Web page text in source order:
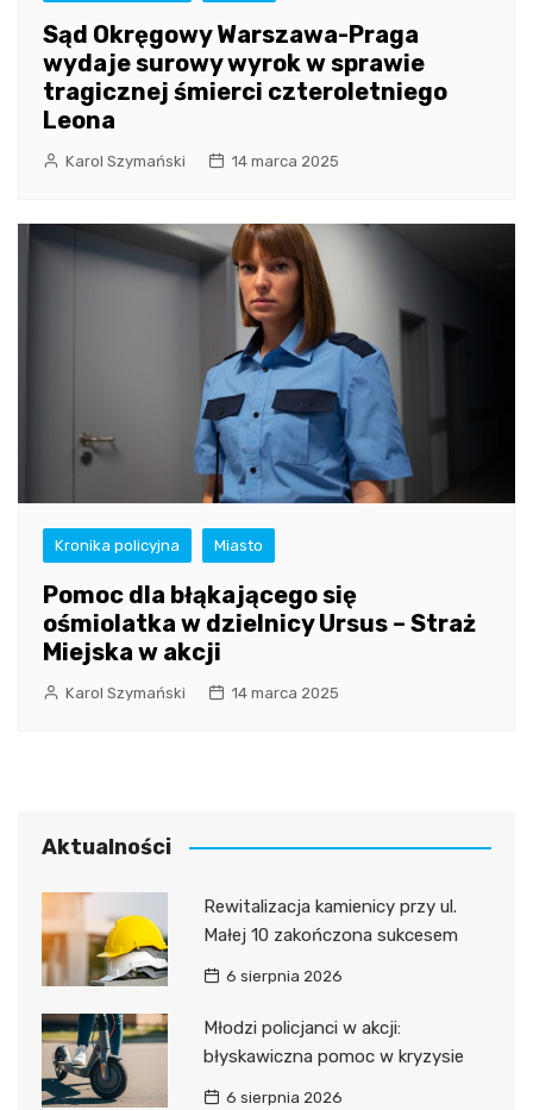
Sąd Okręgowy Warszawa-Praga
wydaje surowy wyrok w sprawie
tragicznej śmierci czteroletniego
Leona
Karol Szymański 14 marca 2025
Kronika policyjna Miasto
Pomoc dla błąkającego się
ośmiolatka w dzielnicy Ursus – Straż
Miejska w akcji
Karol Szymański 14 marca 2025
Aktualności
Rewitalizacja kamienicy przy ul.
Małej 10 zakończona sukcesem
6 sierpnia 2026
Młodzi policjanci w akcji:
błyskawiczna pomoc w kryzysie
6 sierpnia 2026